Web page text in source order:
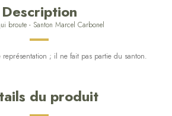
Description
broute - Santon Marcel Carbonel
; il ne fait pas partie du santon.
du produit